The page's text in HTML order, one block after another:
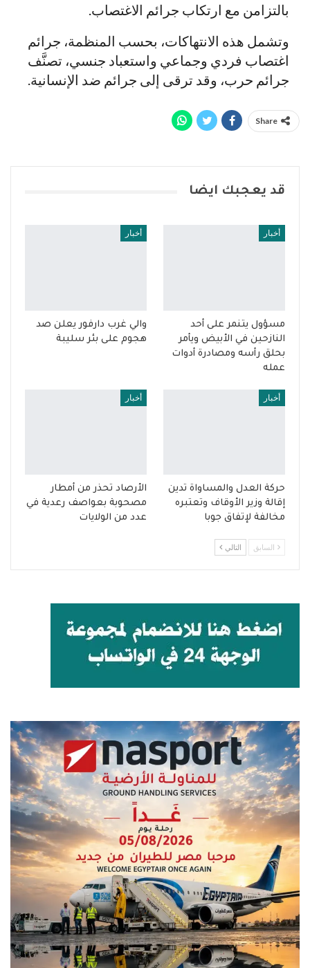
بالتزامن مع ارتكاب جرائم الاغتصاب.
وتشمل هذه الانتهاكات، بحسب المنظمة، جرائم
اغتصاب فردي وجماعي واستعباد جنسي، تصنَّف
جرائم حرب، وقد ترقى إلى جرائم ضد الإنسانية.
Share
قد يعجبك ايضا
أخبار
مسؤول يتنمر على أحد
النازحين في الأبيض ويأمر
بحلق رأسه ومصادرة أدوات
عمله
أخبار
والي غرب دارفور يعلن صد
هجوم على بئر سليبة
أخبار
حركة العدل والمساواة تدين
إقالة وزير الأوقاف وتعتبره
مخالفة لإتفاق جوبا
أخبار
الأرصاد تحذر من أمطار
مصحوبة بعواصف رعدية في
عدد من الولايات
السابق التالي